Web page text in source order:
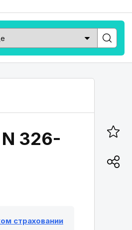
326-
страховании